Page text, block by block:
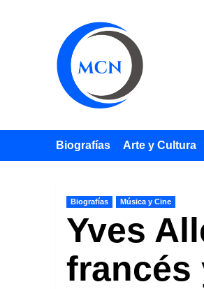
Biografías Arte y Cultura
Biografías Música y Cine
Yves
francés